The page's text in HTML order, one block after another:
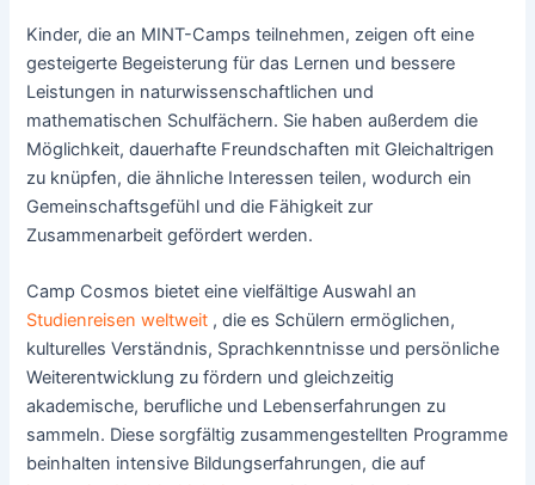
Kinder, die an MINT-Camps teilnehmen, zeigen oft eine
gesteigerte Begeisterung für das Lernen und bessere
Leistungen in naturwissenschaftlichen und
mathematischen Schulfächern. Sie haben außerdem die
Möglichkeit, dauerhafte Freundschaften mit Gleichaltrigen
zu knüpfen, die ähnliche Interessen teilen, wodurch ein
Gemeinschaftsgefühl und die Fähigkeit zur
Zusammenarbeit gefördert werden.
Camp Cosmos bietet eine vielfältige Auswahl an
Studienreisen weltweit , die es Schülern ermöglichen,
kulturelles Verständnis, Sprachkenntnisse und persönliche
Weiterentwicklung zu fördern und gleichzeitig
akademische, berufliche und Lebenserfahrungen zu
sammeln. Diese sorgfältig zusammengestellten Programme
beinhalten intensive Bildungserfahrungen, die auf